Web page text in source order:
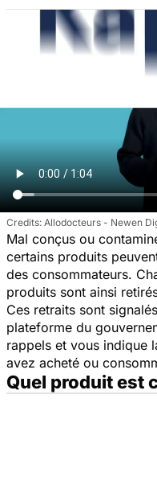
Allodocteurs - Newen
Mal conçus ou
certains produits
des consommateurs.
produits sont ainsi
Ces retraits sont
plateforme du
rappels et vous indique
avez acheté ou
Quel produit est